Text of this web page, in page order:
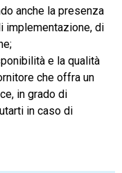
anche la presenza
implementazione, di
e la qualità
che offra un
in grado di
in caso di